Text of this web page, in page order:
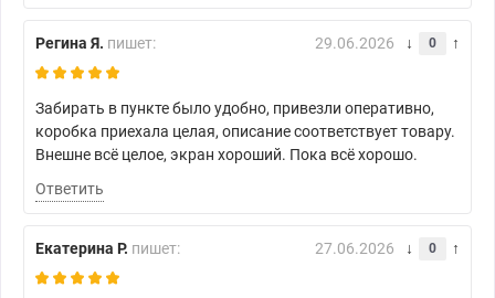
Регина Я. пишет: 29.06.2026 0
Забирать в пункте было удобно, привезли оперативно,
коробка приехала целая, описание соответствует товару.
Внешне всё целое, экран хороший. Пока всё хорошо.
Ответить
Екатерина Р. пишет: 27.06.2026 0